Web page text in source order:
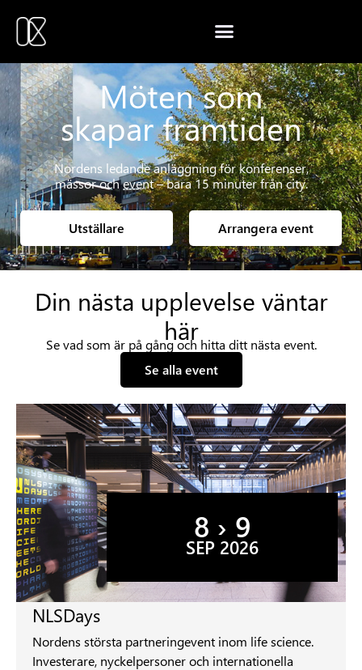
Möten som
skapar framtiden
Nordens ledande anläggning för konferenser,
mässor och event – bara 15 minuter från city.
Utställare Arrangera event
Din nästa upplevelse väntar
här
Se vad som är på gång och hitta ditt nästa event.
Se alla event
8 › 9
SEP 2026
NLSDays
Nordens största partneringevent inom life science.
Investerare, nyckelpersoner och internationella